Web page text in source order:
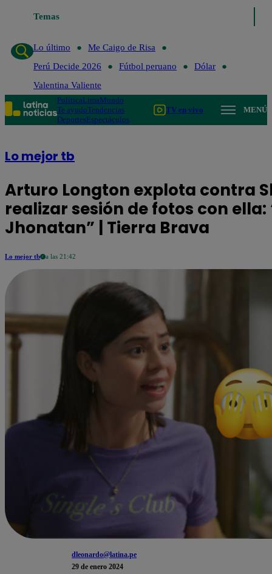
Temas
Lo último
Me Caigo de Risa
Perú Decide 2026
Fútbol peruano
Dólar
Valentina Valiente
PolíticaLimaMundo
Te ayudoTendencias
DeportesEspectáculos
TV en vivo MENÚ
Lo mejor tb
Arturo Longton explota contra
realizar sesión de fotos con
Jhonatan” | Tierra Brava
Lo mejor tb a las 21:42
dleonardo@latina.pe
29 de enero 2024